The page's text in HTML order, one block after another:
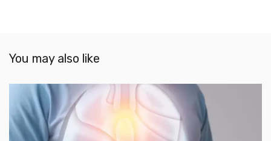
You may also like